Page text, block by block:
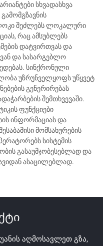
სხვადასხვა
შეძლებს ლოკალური
რაც ამსუბლებს
დატვირთვას და
და სასარგებლო
სინქრონული
უზრუნველყოფს უწყვეტ
გენერირებას
შემთხვევაში.
ფუნქციები
ინფორმაციას და
მომსახურების
სისტემის
გასაუმჯობესებლად და
ასაცილებლად.
აღმოსავლეთ გზა,